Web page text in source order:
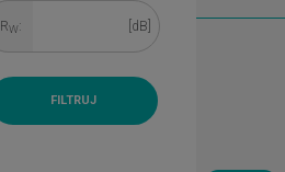
RW: [dB]